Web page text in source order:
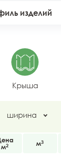
изделий
Крыша
ширина
м2 м3